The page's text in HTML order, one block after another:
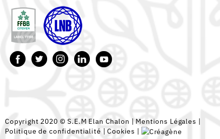
Copyright 2020 © S.E.M Elan Chalon | Mentions Légales |
Politique de confidentialité |Cookies |